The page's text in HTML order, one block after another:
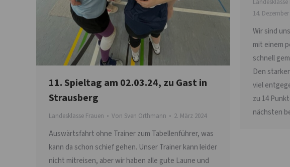
Landesklasse
14.
Wir sind
mit einem
schnell
Den
viel
zu 14
nächsten
11. Spieltag am 02.03.24, zu Gast in
Strausberg
Landesklasse Frauen Von Sven Orthmann 2. März 2024
Auswärtsfahrt ohne Trainer zum Tabellenführer, was
kann da schon schief gehen. Unser Trainer kann leider
nicht mitreisen, aber wir haben alle gute Laune und